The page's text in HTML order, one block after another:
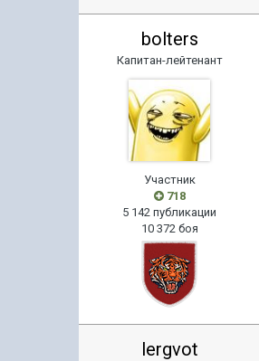
bolters
Капитан-лейтенант
Участник
718
5 142 публикации
10 372 боя
lergvot